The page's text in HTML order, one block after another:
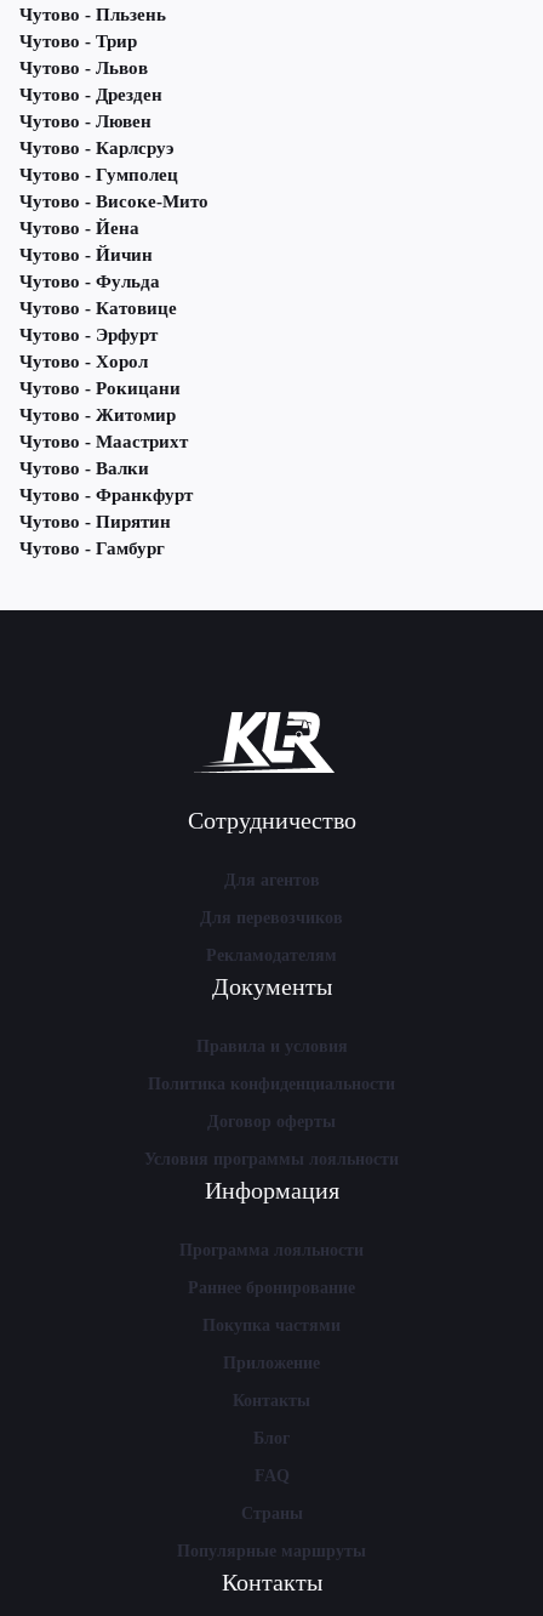
Чутово - Пльзень
Чутово - Трир
Чутово - Львов
Чутово - Дрезден
Чутово - Лювен
Чутово - Карлсруэ
Чутово - Гумполец
Чутово - Високе-Мито
Чутово - Йена
Чутово - Йичин
Чутово - Фульда
Чутово - Катовице
Чутово - Эрфурт
Чутово - Хорол
Чутово - Рокицани
Чутово - Житомир
Чутово - Маастрихт
Чутово - Валки
Чутово - Франкфурт
Чутово - Пирятин
Чутово - Гамбург
Сотрудничество
Для агентов
Для перевозчиков
Рекламодателям
Документы
Правила и условия
Политика конфиденциальности
Договор оферты
Условия программы лояльности
Информация
Программа лояльности
Раннее бронирование
Покупка частями
Приложение
Контакты
Блог
FAQ
Страны
Популярные маршруты
Контакты